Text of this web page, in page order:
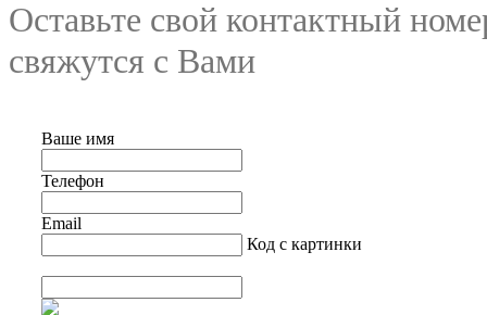
Оставьте свой контактный
свяжутся с Вами
Ваше имя
Телефон
Email
Код с картинки